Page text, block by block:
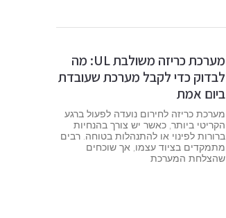
מערכת כריזה משולבת UL: מה
לבדוק כדי לקבל מערכת שעובדת
ביום אמת
מערכת כריזה לחירום נועדה לפעול ברגע
הקריטי ביותר, כאשר יש צורך בהנחיות
ברורות לפינוי או להתנהלות בטוחה. רבים
מתמקדים בציוד עצמו, אך שוכחים
שהצלחת המערכת